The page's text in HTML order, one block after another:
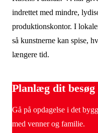
indrettet med mindre,
produktionskontor. I
så kunstnerne kan spise,
længere tid.
Planlæg dit besøg
Gå på opdagelse i det
med venner og familie.